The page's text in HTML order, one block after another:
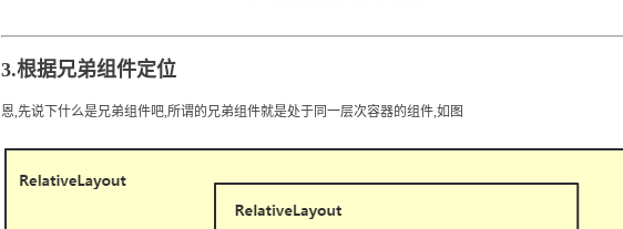
3.根据兄弟组件定位
恩,先说下什么是兄弟组件吧,所谓的兄弟组件就是处于同一层次容器的组件,如图